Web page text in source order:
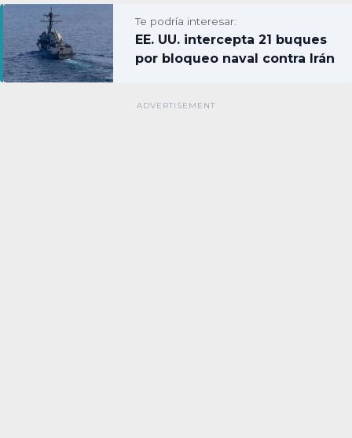
Te podría interesar:
EE. UU. intercepta 21 buques
por bloqueo naval contra Irán